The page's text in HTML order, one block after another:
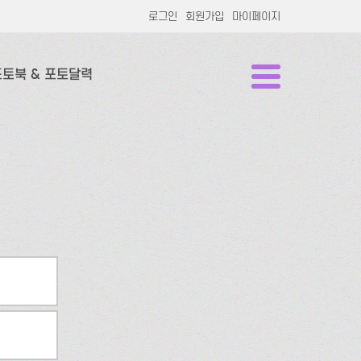
로그인 회원가입 마이페이지
북 & 포토달력